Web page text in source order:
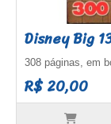
Disney Big
308 páginas, em
R$ 20,00